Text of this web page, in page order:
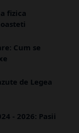
fizica
Cum se
de Legea
- 2026: Pasii